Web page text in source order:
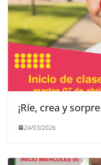
¡Ríe, crea y
24/03/2026